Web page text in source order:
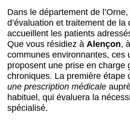
Dans le département de
d’évaluation et traitement de la
accueillent les patients
Que vous résidiez à Alençon,
communes environnantes, ces
proposent une prise en charge
chroniques. La première étape
une prescription médicale
habituel, qui évaluera la
spécialisé.